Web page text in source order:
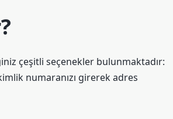
çeşitli seçenekler bulunmaktadır:
numaranızı girerek adres